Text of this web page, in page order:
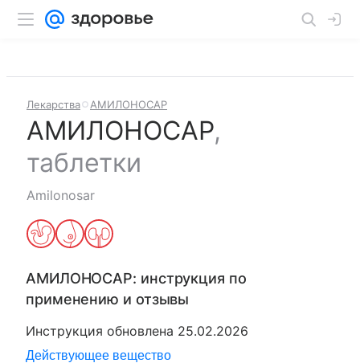
Лекарства АМИЛОНОСАР
АМИЛОНОСАР,
таблетки
Amilonosar
АМИЛОНОСАР: инструкция по
применению и отзывы
Инструкция обновлена 25.02.2026
Действующее вещество